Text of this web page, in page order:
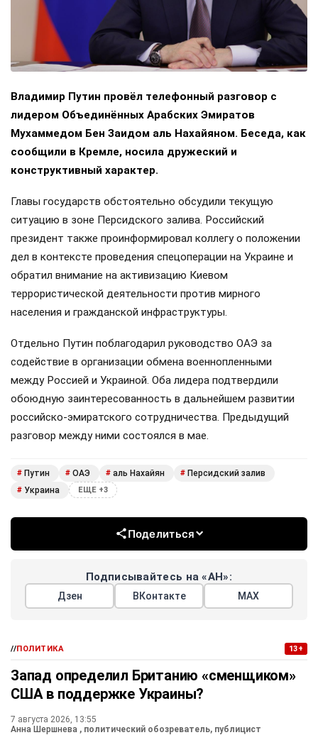
Владимир Путин провёл телефонный разговор с
лидером Объединённых Арабских Эмиратов
Мухаммедом Бен Заидом аль Нахайяном. Беседа, как
сообщили в Кремле, носила дружеский и
конструктивный характер.
Главы государств обстоятельно обсудили текущую
ситуацию в зоне Персидского залива. Российский
президент также проинформировал коллегу о положении
дел в контексте проведения спецоперации на Украине и
обратил внимание на активизацию Киевом
террористической деятельности против мирного
населения и гражданской инфраструктуры.
Отдельно Путин поблагодарил руководство ОАЭ за
содействие в организации обмена военнопленными
между Россией и Украиной. Оба лидера подтвердили
обоюдную заинтересованность в дальнейшем развитии
российско-эмиратского сотрудничества. Предыдущий
разговор между ними состоялся в мае.
# Путин # ОАЭ # аль Нахайян # Персидский залив
# Украина ЕЩЕ +3
Поделиться
Подписывайтесь на «АН»:
Дзен ВКонтакте МАХ
//ПОЛИТИКА 13+
Запад определил Британию «сменщиком»
США в поддержке Украины?
7 августа 2026, 13:55
Анна Шершнева , политический обозреватель, публицист